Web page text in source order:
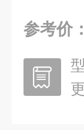
参考价：